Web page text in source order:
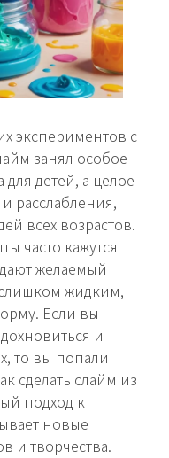
экспериментов с
занял особое
детей, а целое
расслабления,
всех возрастов.
часто кажутся
желаемый
жидким,
Если вы
и
то вы попали
сделать слайм из
подход к
новые
и творчества.